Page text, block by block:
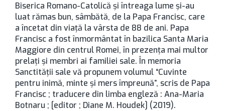
Biserica Romano-Catolică și întreaga lume și-au
luat rămas bun, sâmbătă, de la Papa Francisc, care
a încetat din viață la vârsta de 88 de ani. Papa
Francisc a fost înmormântat în bazilica Santa Maria
Maggiore din centrul Romei, în prezenţa mai multor
prelaţi şi membri ai familiei sale. În memoria
Sanctității sale vă propunem volumul “Cuvinte
pentru inimă, minte şi mers împreună”, scris de Papa
Francisc ; traducere din limba engleză : Ana-Maria
Botnaru ; [editor ; Diane M. Houdek] (2019).